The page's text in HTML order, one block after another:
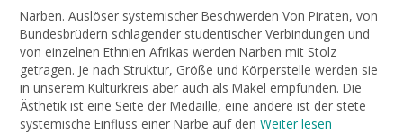
Narben. Auslöser systemischer Beschwerden Von Piraten, von
Bundesbrüdern schlagender studentischer Verbindungen und
von einzelnen Ethnien Afrikas werden Narben mit Stolz
getragen. Je nach Struktur, Größe und Körperstelle werden sie
in unserem Kulturkreis aber auch als Makel empfunden. Die
Ästhetik ist eine Seite der Medaille, eine andere ist der stete
systemische Einfluss einer Narbe auf den Weiter lesen